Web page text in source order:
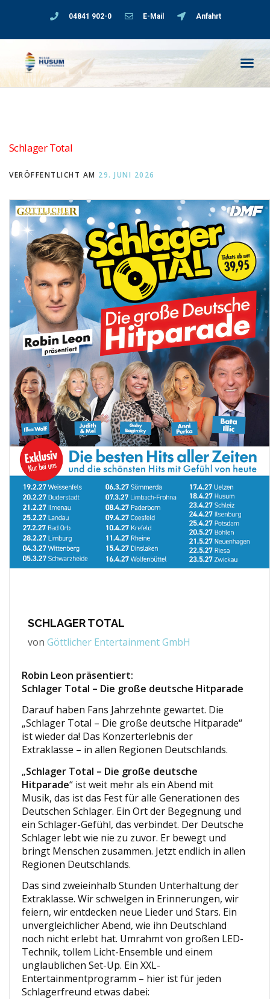
04841 902-0 E-Mail Anfahrt
Schlager Total
VERÖFFENTLICHT AM 29. JUNI 2026
SCHLAGER TOTAL
von Göttlicher Entertainment GmbH
Robin Leon präsentiert:
Schlager Total – Die große deutsche Hitparade
Darauf haben Fans Jahrzehnte gewartet. Die
„Schlager Total – Die große deutsche Hitparade“
ist wieder da! Das Konzerterlebnis der
Extraklasse – in allen Regionen Deutschlands.
„Schlager Total – Die große deutsche
Hitparade“ ist weit mehr als ein Abend mit
Musik, das ist das Fest für alle Generationen des
Deutschen Schlager. Ein Ort der Begegnung und
ein Schlager-Gefühl, das verbindet. Der Deutsche
Schlager lebt wie nie zu zuvor. Er bewegt und
bringt Menschen zusammen. Jetzt endlich in allen
Regionen Deutschlands.
Das sind zweieinhalb Stunden Unterhaltung der
Extraklasse. Wir schwelgen in Erinnerungen, wir
feiern, wir entdecken neue Lieder und Stars. Ein
unvergleichlicher Abend, wie ihn Deutschland
noch nicht erlebt hat. Umrahmt von großen LED-
Technik, tollem Licht-Ensemble und einem
unglaublichen Set-Up. Ein XXL-
Entertainmentprogramm – hier ist für jeden
Schlagerfreund etwas dabei: